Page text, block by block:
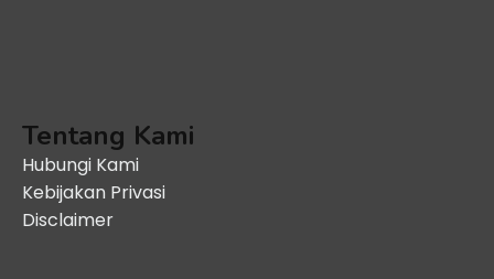
Tentang Kami
Hubungi Kami
Kebijakan Privasi
Disclaimer